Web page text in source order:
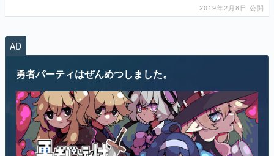
2019年2月8日 公開
AD
勇者パーティはぜんめつしました。